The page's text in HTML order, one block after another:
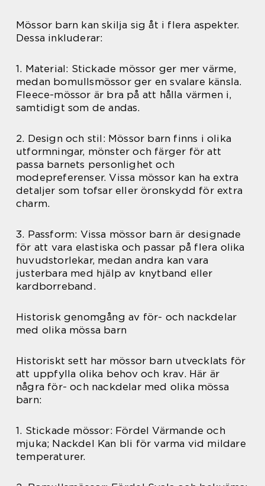
Mössor barn kan skilja sig åt i flera aspekter.
Dessa inkluderar:
1. Material: Stickade mössor ger mer värme,
medan bomullsmössor ger en svalare känsla.
Fleece-mössor är bra på att hålla värmen i,
samtidigt som de andas.
2. Design och stil: Mössor barn finns i olika
utformningar, mönster och färger för att
passa barnets personlighet och
modepreferenser. Vissa mössor kan ha extra
detaljer som tofsar eller öronskydd för extra
charm.
3. Passform: Vissa mössor barn är designade
för att vara elastiska och passar på flera olika
huvudstorlekar, medan andra kan vara
justerbara med hjälp av knytband eller
kardborreband.
Historisk genomgång av för- och nackdelar
med olika mössa barn
Historiskt sett har mössor barn utvecklats för
att uppfylla olika behov och krav. Här är
några för- och nackdelar med olika mössa
barn:
1. Stickade mössor: Fördel Värmande och
mjuka; Nackdel Kan bli för varma vid mildare
temperaturer.